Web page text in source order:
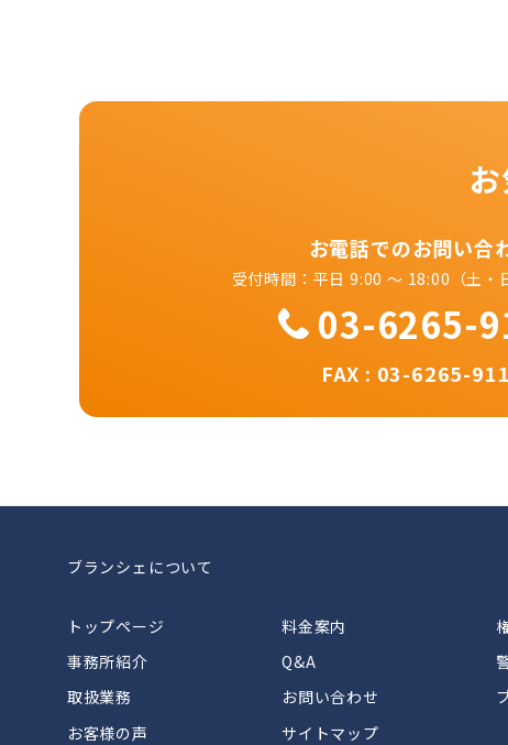
お電話でのお問い合
受付時間：平日 9:00 ～ 18:00（土・
03-6265-
FAX : 03-6265-
ブランシェについて
トップページ
事務所紹介
取扱業務
お客様の声
料金案内
Q&A
お問い合わせ
サイトマップ